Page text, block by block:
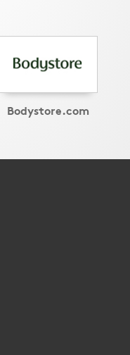
Bodystore.com